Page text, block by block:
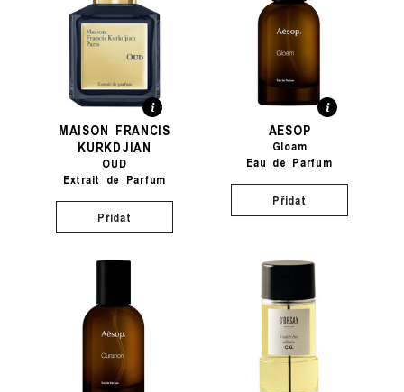
MAISON FRANCIS
KURKDJIAN
OUD
Extrait de Parfum
Přidat
AESOP
Gloam
Eau de Parfum
Přidat